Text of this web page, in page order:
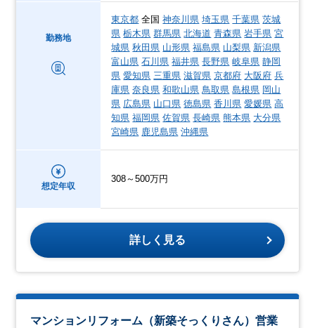
勤務地
東京都 全国神奈川県 埼玉県 千葉県 茨城
県 栃木県 群馬県 北海道 青森県 岩手県 宮
城県 秋田県 山形県 福島県 山梨県 新潟県
富山県 石川県 福井県 長野県 岐阜県 静岡
県 愛知県 三重県 滋賀県 京都府 大阪府 兵
庫県 奈良県 和歌山県 鳥取県 島根県 岡山
県 広島県 山口県 徳島県 香川県 愛媛県 高
知県 福岡県 佐賀県 長崎県 熊本県 大分県
宮崎県 鹿児島県 沖縄県
想定年収
308～500万円
詳しく見る
マンションリフォーム（新築そっくりさん）営業